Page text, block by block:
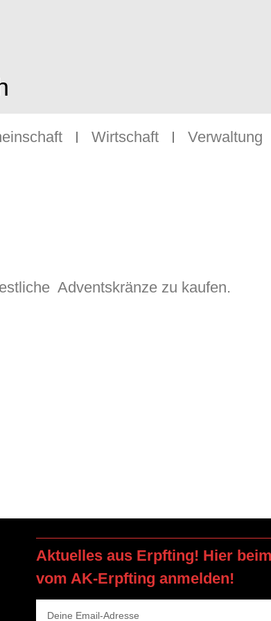
Wirtschaft Verwaltung
Adventskränze zu kaufen.
Aktuelles aus Erpfting! Hier
vom AK-Erpfting anmelden!